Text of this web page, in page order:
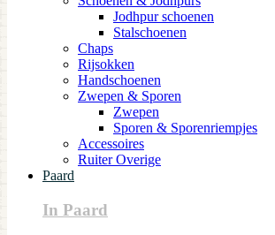
Jodhpur schoenen
Stalschoenen
Chaps
Rijsokken
Handschoenen
Zwepen & Sporen
Zwepen
Sporen & Sporenriempjes
Accessoires
Ruiter Overige
Paard
In Paard